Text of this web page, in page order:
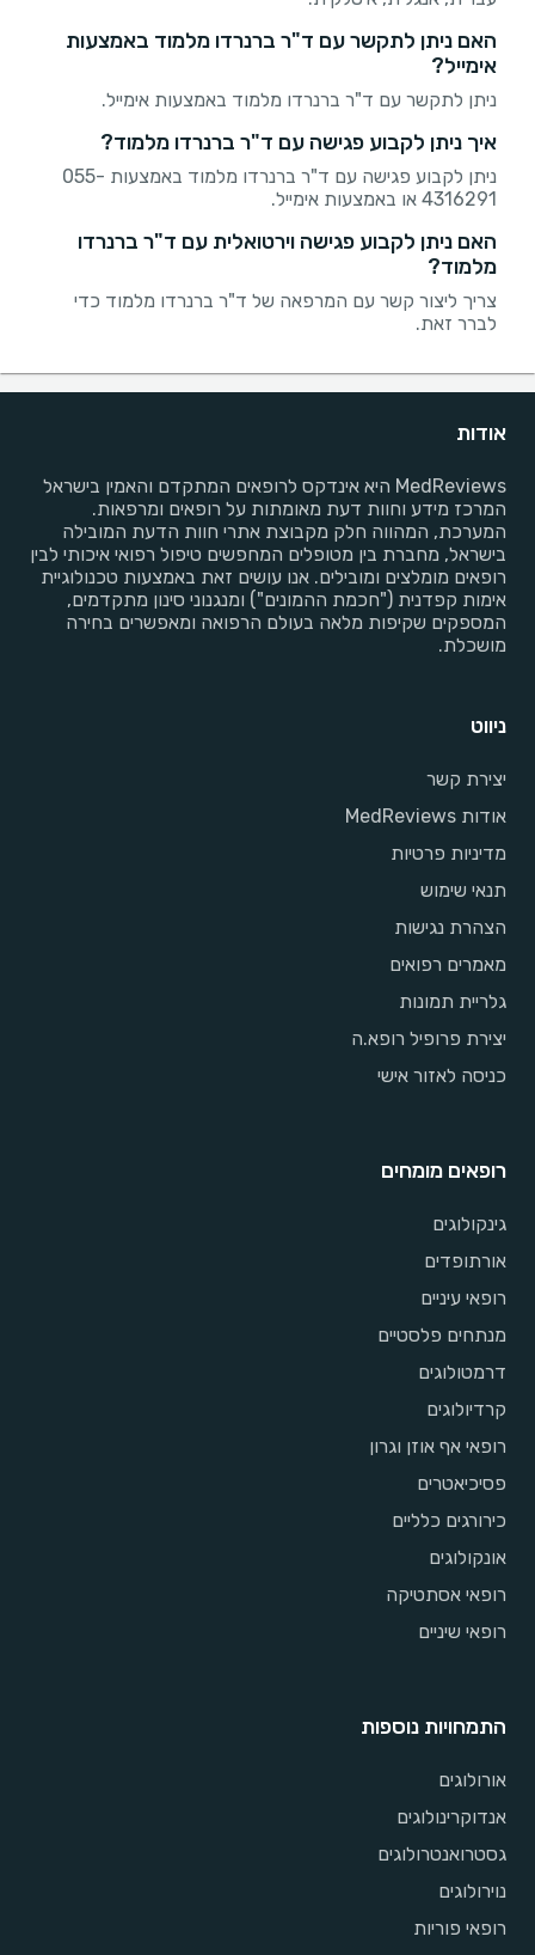
האם ניתן לתקשר עם ד"ר ברנרדו מלמוד באמצעות
אימייל?
ניתן לתקשר עם ד"ר ברנרדו מלמוד באמצעות אימייל.
איך ניתן לקבוע פגישה עם ד"ר ברנרדו מלמוד?
ניתן לקבוע פגישה עם ד"ר ברנרדו מלמוד באמצעות 055-
4316291 או באמצעות אימייל.
האם ניתן לקבוע פגישה וירטואלית עם ד"ר ברנרדו
מלמוד?
צריך ליצור קשר עם המרפאה של ד"ר ברנרדו מלמוד כדי
לברר זאת.
אודות
MedReviews היא אינדקס לרופאים המתקדם והאמין בישראל
המרכז מידע וחוות דעת מאומתות על רופאים ומרפאות.
המערכת, המהווה חלק מקבוצת אתרי חוות הדעת המובילה
בישראל, מחברת בין מטופלים המחפשים טיפול רפואי איכותי לבין
רופאים מומלצים ומובילים. אנו עושים זאת באמצעות טכנולוגיית
אימות קפדנית ("חכמת ההמונים") ומנגנוני סינון מתקדמים,
המספקים שקיפות מלאה בעולם הרפואה ומאפשרים בחירה
מושכלת.
ניווט
יצירת קשר
אודות MedReviews
מדיניות פרטיות
תנאי שימוש
הצהרת נגישות
מאמרים רפואים
גלריית תמונות
יצירת פרופיל רופא.ה
כניסה לאזור אישי
רופאים מומחים
גינקולוגים
אורתופדים
רופאי עיניים
מנתחים פלסטיים
דרמטולוגים
קרדיולוגים
רופאי אף אוזן וגרון
פסיכיאטרים
כירורגים כלליים
אונקולוגים
רופאי אסתטיקה
רופאי שיניים
התמחויות נוספות
אורולוגים
אנדוקרינולוגים
גסטרואנטרולוגים
נוירולוגים
רופאי פוריות